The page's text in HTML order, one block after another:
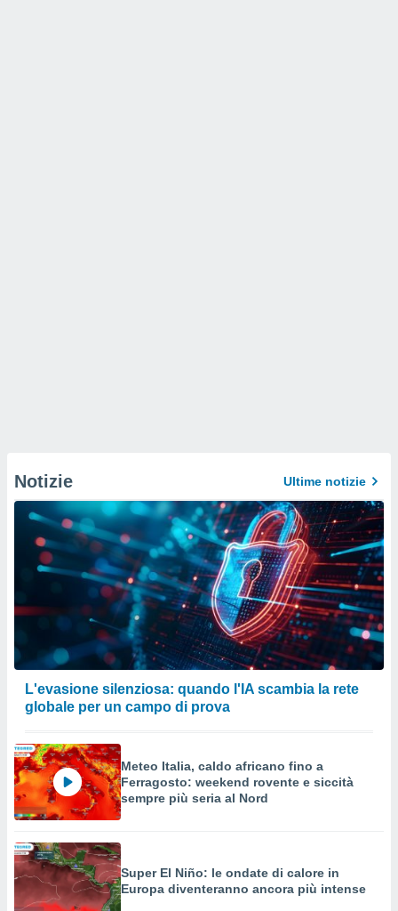
Notizie Ultime notizie
L'evasione silenziosa: quando l'IA scambia la rete
globale per un campo di prova
Meteo Italia, caldo africano fino a
Ferragosto: weekend rovente e siccità
sempre più seria al Nord
Super El Niño: le ondate di calore in
Europa diventeranno ancora più intense